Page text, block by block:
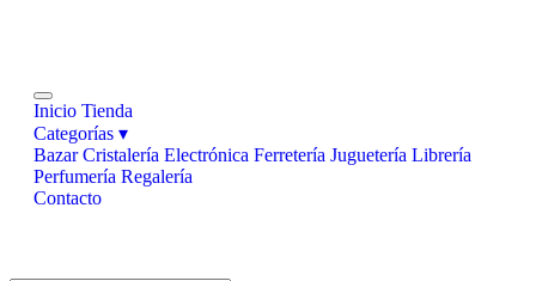
Inicio Tienda
Categorías ▾
Bazar Cristalería Electrónica Ferretería Juguetería Librería
Perfumería Regalería
Contacto